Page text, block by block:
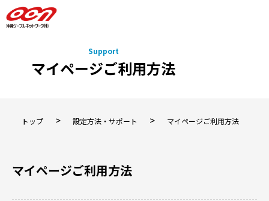
マイページご利用方法
トップ > 設定方法・サポート > マイページご利用方法
マイページご利用方法